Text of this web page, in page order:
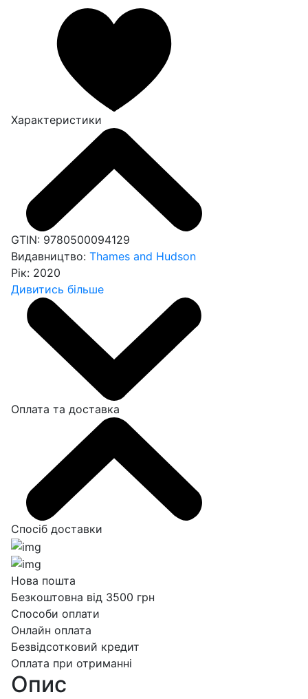
Характеристики
GTIN: 9780500094129
Видавництво: Thames and Hudson
Рік: 2020
Дивитись більше
Оплата та доставка
Спосіб доставки
Нова пошта
Безкоштовна від 3500 грн
Способи оплати
Онлайн оплата
Безвідсотковий кредит
Оплата при отриманні
Опис